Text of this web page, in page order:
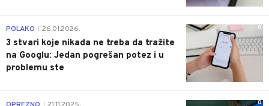
0
POLAKO 26.01.2026.
3 stvari koje nikada ne treba da tražite
na Googlu: Jedan pogrešan potez i u
problemu ste
0